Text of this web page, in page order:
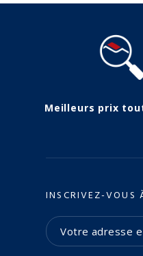
Meilleurs prix
INSCRIVEZ-VOUS